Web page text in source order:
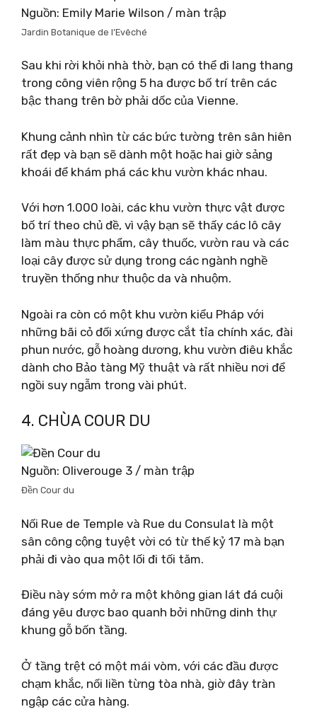
Nguồn: Emily Marie Wilson / màn trập
Jardin Botanique de l’Evêché
Sau khi rời khỏi nhà thờ, bạn có thể đi lang thang
trong công viên rộng 5 ha được bố trí trên các
bậc thang trên bờ phải dốc của Vienne.
Khung cảnh nhìn từ các bức tường trên sân hiên
rất đẹp và bạn sẽ dành một hoặc hai giờ sảng
khoái để khám phá các khu vườn khác nhau.
Với hơn 1.000 loài, các khu vườn thực vật được
bố trí theo chủ đề, vì vậy bạn sẽ thấy các lô cây
làm màu thực phẩm, cây thuốc, vườn rau và các
loại cây được sử dụng trong các ngành nghề
truyền thống như thuộc da và nhuộm.
Ngoài ra còn có một khu vườn kiểu Pháp với
những bãi cỏ đối xứng được cắt tỉa chính xác, đài
phun nước, gỗ hoàng dương, khu vườn điêu khắc
dành cho Bảo tàng Mỹ thuật và rất nhiều nơi để
ngồi suy ngẫm trong vài phút.
4. CHÙA COUR DU
Nguồn: Oliverouge 3 / màn trập
Đền Cour du
Nối Rue de Temple và Rue du Consulat là một
sân công cộng tuyệt vời có từ thế kỷ 17 mà bạn
phải đi vào qua một lối đi tối tăm.
Điều này sớm mở ra một không gian lát đá cuội
đáng yêu được bao quanh bởi những dinh thự
khung gỗ bốn tầng.
Ở tầng trệt có một mái vòm, với các đầu được
chạm khắc, nối liền từng tòa nhà, giờ đây tràn
ngập các cửa hàng.